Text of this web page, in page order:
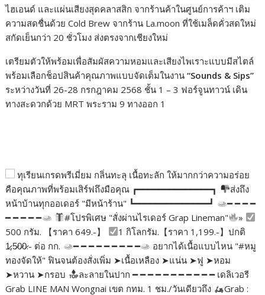
ไฮเอนด์ และแผ่นเสียงสุดคลาสสิก จากร้านค้าในศูนย์การค้าฯ เติม
ความสดชื่นด้วย Cold Brew จากร้าน La.moon ที่ใช้เมล็ดคั่วสดใหม่
สกัดเย็นกว่า 20 ชั่วโมง ส่งตรงจากเชียงใหม่
เตรียมตัวให้พร้อมเพื่อสัมผัสความหอมและเสียงไพเราะแบบมีสไตล์
พร้อมเลือกช็อปสินค้าคุณภาพแบบจัดเต็มในงาน“Sounds & Sips”
ระหว่างวันที่ 26-28 กรกฎาคม 2568 ชั้น 1 – 3 ฟอร์จูนทาวน์ เดิน
ทางสะดวกด้วย MRT พระราม 9 ทางออก 1
ทุเรียนเกรดพรีเมี่ยม กลิ่นทะลุ เนื้อทะลัก ให้มากกว่าความอร่อย
คือคุณภาพที่พร้อมเสิร์ฟถึงมือคุณ ┏━━━━━━━━━━━━━━┓
ส่งถึง
หน้าบ้านทุกออเดอร์ "มีหน้าร้าน" ┗━━━━━━━━━━━━━━┛
━ ━ ━ ━
━ ━ ━ ━ ━
#โปรพิเศษ "สั่งผ่านไรเดอร์ Grap Lineman"
»
500 กรัม. 【ราคา 649.-】
1 กิโลกรัม.【ราคา 1,199.-】ปกติ
1̷,5̷0̷0̷.- ต่อ กก.
━ ━ ━ ━ ━ ━ ━ ━ ━
อยากได้เนื้อแบบไหน "#หมู
ทองจัดให้" ฟินจนต้องสั่งเพิ่ม ➤เนื้อเหลือง ➤แน่น ➤ฟู ➤หอม
➤หวาน ➤กรอบ
ละลายในปาก ━ ━ ━ ━ ━ ━ ━ ━ ━ ━ ━ เดลิเวอรี
Grab LINE MAN Wongnai เขต กทม. 1 ชม./วันเดียวถึง
Grab :